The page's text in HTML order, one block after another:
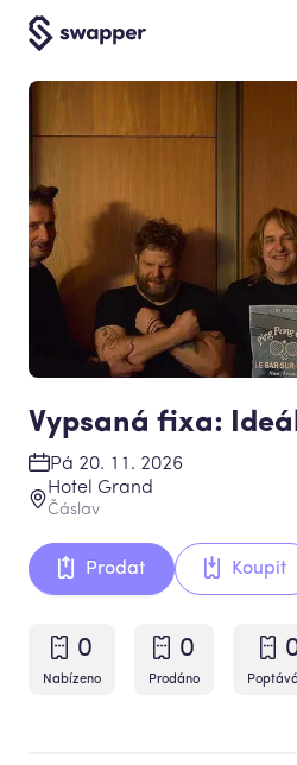
Vypsaná fixa:
Pá 20. 11. 2026
Hotel Grand
Čáslav
Prodat Koupit
0
Nabízeno
0
Prodáno